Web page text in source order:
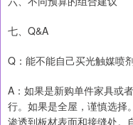
七、Q&A
Q：能不能自己买光触媒喷
A：如果是新购单件家具或
行。如果是全屋，谨慎选择
渗透到板材表面和接缝处。